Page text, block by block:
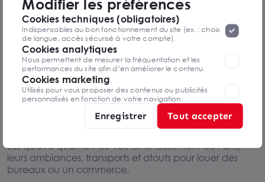
Etudes de Marché
Quels sont les quartiers du 13e
arrondissement de Paris ?
Les quatre quartiers du 13e arrondissement de Paris,
leurs ambiances, transports et atouts pour louer des
bureaux ou un commerce.
«Protection des données à caractère
personnel ».Lorsque vous naviguez sur notre site internet, il
peut être amenée à déposer des cookies. Vous avez la
possibilité de désactiver les cookies, ces réglages ne seront
valables que sur le navigateur que vous utilisez actuellement
Modifier les préférences
Cookies techniques (obligatoires)
Indispensables au bon fonctionnement du site (ex. : choix
de langue, accès sécurisé à votre compte).
Cookies analytiques
Nous permettent de mesurer la fréquentation et les
performances du site afin d’en améliorer le contenu.
Cookies marketing
Utilisés pour vous proposer des contenus ou publicités
personnalisés en fonction de votre navigation.
Enregistrer Tout accepter